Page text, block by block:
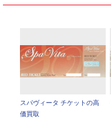
スパヴィータ チケットの高
価買取